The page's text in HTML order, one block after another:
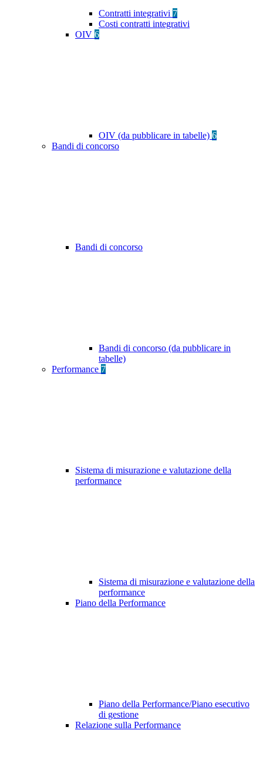
Contratti integrativi 7
Costi contratti integrativi
OIV 6
OIV (da pubblicare in tabelle) 6
Bandi di concorso
Bandi di concorso
Bandi di concorso (da pubblicare in
tabelle)
Performance 7
Sistema di misurazione e valutazione della
performance
Sistema di misurazione e valutazione della
performance
Piano della Performance
Piano della Performance/Piano esecutivo
di gestione
Relazione sulla Performance